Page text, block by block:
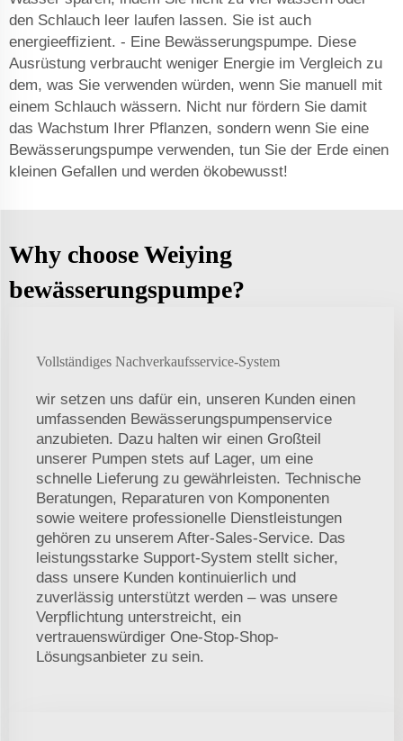
den Schlauch leer laufen lassen. Sie ist auch
energieeffizient. - Eine Bewässerungspumpe. Diese
Ausrüstung verbraucht weniger Energie im Vergleich zu
dem, was Sie verwenden würden, wenn Sie manuell mit
einem Schlauch wässern. Nicht nur fördern Sie damit
das Wachstum Ihrer Pflanzen, sondern wenn Sie eine
Bewässerungspumpe verwenden, tun Sie der Erde einen
kleinen Gefallen und werden ökobewusst!
Why choose Weiying
bewässerungspumpe?
Vollständiges Nachverkaufsservice-System
wir setzen uns dafür ein, unseren Kunden einen
umfassenden Bewässerungspumpenservice
anzubieten. Dazu halten wir einen Großteil
unserer Pumpen stets auf Lager, um eine
schnelle Lieferung zu gewährleisten. Technische
Beratungen, Reparaturen von Komponenten
sowie weitere professionelle Dienstleistungen
gehören zu unserem After-Sales-Service. Das
leistungsstarke Support-System stellt sicher,
dass unsere Kunden kontinuierlich und
zuverlässig unterstützt werden – was unsere
Verpflichtung unterstreicht, ein
vertrauenswürdiger One-Stop-Shop-
Lösungsanbieter zu sein.